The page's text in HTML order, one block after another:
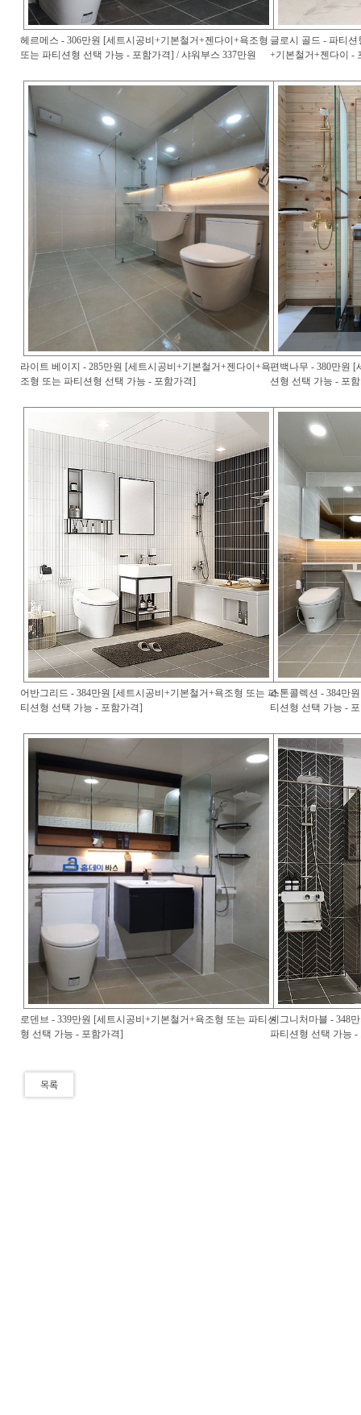
헤르메스 - 306만원 [세트시공비+기본철거+젠다이+욕조형
또는 파티션형 선택 가능 - 포함가격] / 샤워부스 337만원
글로시 골드 - 파티
+기본철거+젠다이 -
라이트 베이지 - 285만원 [세트시공비+기본철거+젠다이+욕
조형 또는 파티션형 선택 가능 - 포함가격]
편백나무 - 380만원 [
션형 선택 가능 - 포
어반그리드 - 384만원 [세트시공비+기본철거+욕조형 또는 파
티션형 선택 가능 - 포함가격]
스톤콜렉션 - 384만
티션형 선택 가능 -
로덴브 - 339만원 [세트시공비+기본철거+욕조형 또는 파티션
형 선택 가능 - 포함가격]
시그니처마블 - 348
파티션형 선택 가능 -